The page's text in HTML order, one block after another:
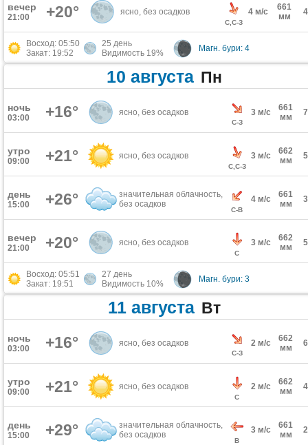
вечер
21:00 +20° ясно, без осадков
С,С-З
4 м/с
661
мм
Восход: 05:50
Закат: 19:52
25 день
Видимость 19%
Магн. бури: 4
10 августа Пн
ночь
03:00 +16° ясно, без осадков
С-З
3 м/с
661
мм
утро
09:00 +21° ясно, без осадков
С,С-З
3 м/с
662
мм
день
15:00 +26°
значительная облачность,
без осадков
С-В
4 м/с
661
мм
вечер
21:00 +20° ясно, без осадков
С
3 м/с
662
мм
Восход: 05:51
Закат: 19:51
27 день
Видимость 10%
Магн. бури: 3
11 августа Вт
ночь
03:00 +16° ясно, без осадков
С-З
2 м/с
662
мм
утро
09:00 +21° ясно, без осадков
С
2 м/с
662
мм
день
15:00 +29°
значительная облачность,
без осадков
В
3 м/с
661
мм